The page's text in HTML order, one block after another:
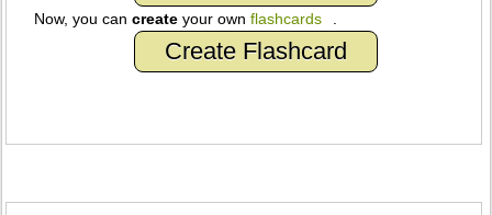
Now, you cancreate your ownflashcards
Create Flashcard